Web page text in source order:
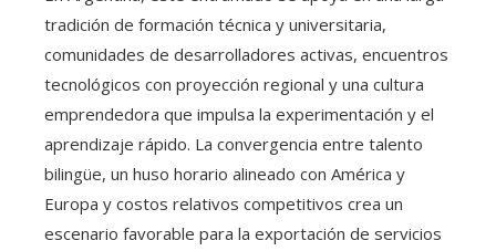
tradición de formación técnica y universitaria,
comunidades de desarrolladores activas, encuentros
tecnológicos con proyección regional y una cultura
emprendedora que impulsa la experimentación y el
aprendizaje rápido. La convergencia entre talento
bilingüe, un huso horario alineado con América y
Europa y costos relativos competitivos crea un
escenario favorable para la exportación de servicios